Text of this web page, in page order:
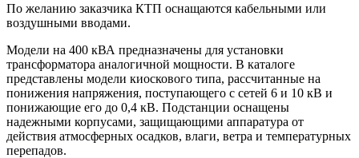
По желанию заказчика КТП оснащаются кабельными или
воздушными вводами.
Модели на 400 кВА предназначены для установки
трансформатора аналогичной мощности. В каталоге
представлены модели киоскового типа, рассчитанные на
понижения напряжения, поступающего с сетей 6 и 10 кВ и
понижающие его до 0,4 кВ. Подстанции оснащены
надежными корпусами, защищающими аппаратура от
действия атмосферных осадков, влаги, ветра и температурных
перепадов.